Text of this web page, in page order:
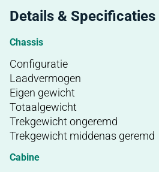
Details & Specificaties
Chassis
Configuratie
Laadvermogen
Eigen gewicht
Totaalgewicht
Trekgewicht ongeremd
Trekgewicht middenas geremd
Cabine